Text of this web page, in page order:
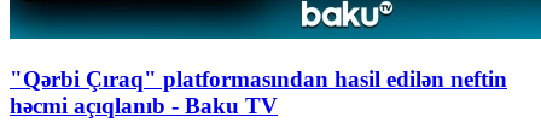
"Qərbi Çıraq" platformasından hasil edilən neftin
həcmi açıqlanıb - Baku TV